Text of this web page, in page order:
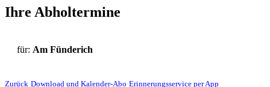
Ihre Abholtermine
für: Am Fünderich
Zurück Download und Kalender-Abo Erinnerungsservice per App